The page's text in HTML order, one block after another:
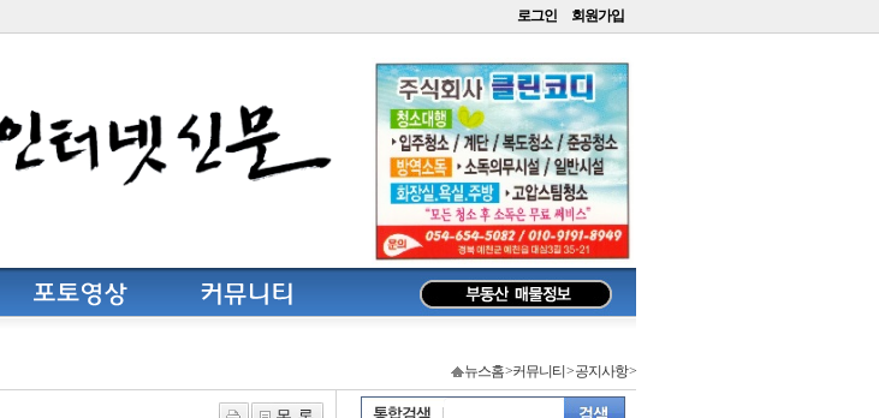
로그인 회원가입
뉴스홈 >커뮤니티 > 공지사항 >